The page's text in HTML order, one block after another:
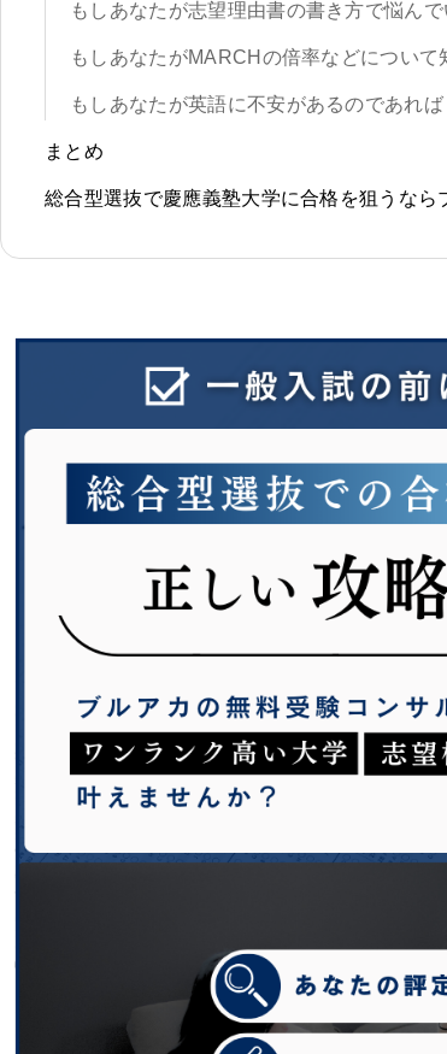
もしあなたが志望理由書の書き方で悩ん
もしあなたがMARCHの倍率などについて
もしあなたが英語に不安があるのであれば
まとめ
総合型選抜で慶應義塾大学に合格を狙うなら